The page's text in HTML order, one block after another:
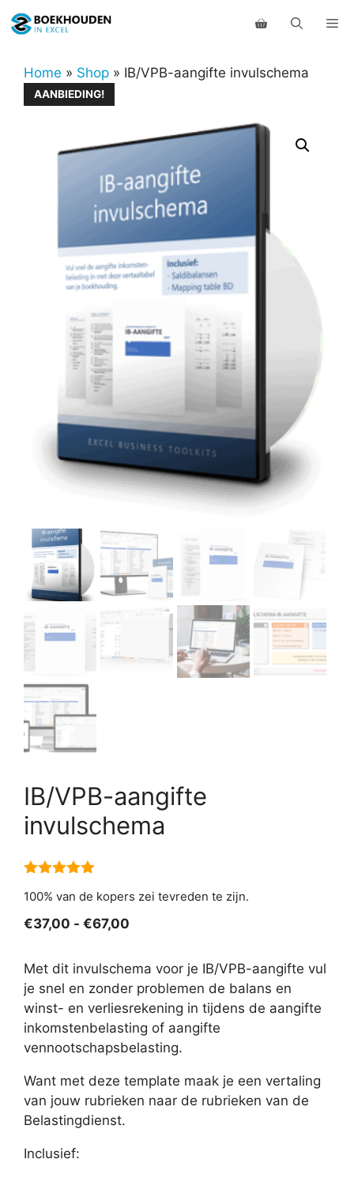
naar
inhoudHome » Shop » IB/VPB-aangifte invulschema
AANBIEDING!
IB/VPB-aangifte
invulschema
100% van de kopers zei tevreden te zijn.
€37,00 - €67,00
tot
€67,00
Met dit invulschema voor je IB/VPB-aangifte vul
je snel en zonder problemen de balans en
winst- en verliesrekening in tijdens de aangifte
inkomstenbelasting of aangifte
vennootschapsbelasting.
Want met deze template maak je een vertaling
van jouw rubrieken naar de rubrieken van de
Belastingdienst.
Inclusief: